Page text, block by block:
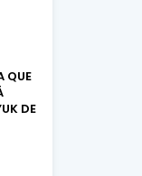
QUE
DE